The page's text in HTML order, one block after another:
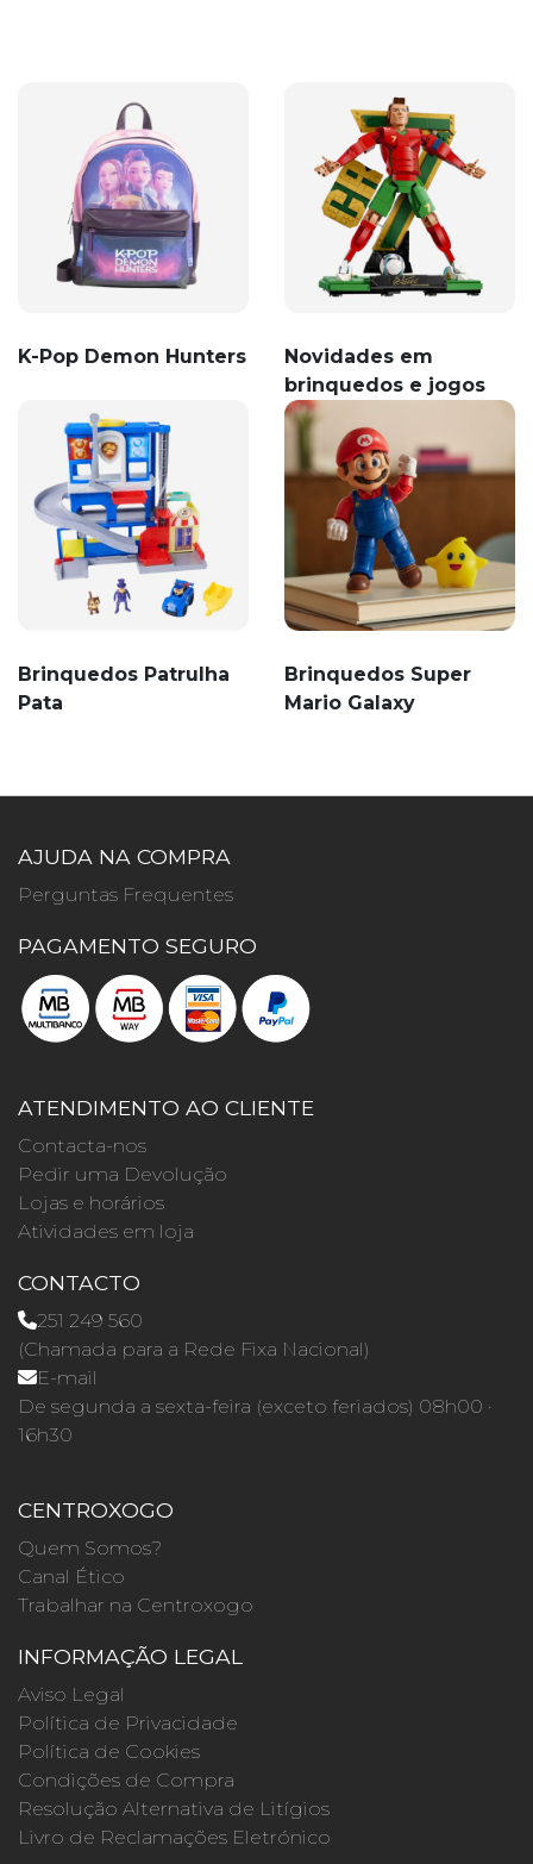
K-Pop Demon Hunters
Novidades em
brinquedos e jogos
Brinquedos Patrulha
Pata
Brinquedos Super
Mario Galaxy
AJUDA NA COMPRA
Perguntas Frequentes
PAGAMENTO SEGURO
ATENDIMENTO AO CLIENTE
Contacta-nos
Pedir uma Devolução
Lojas e horários
Atividades em loja
CONTACTO
251 249 560
(Chamada para a Rede Fixa Nacional)
E-mail
De segunda a sexta-feira (exceto feriados) 08h00 ·
16h30
CENTROXOGO
Quem Somos?
Canal Ético
Trabalhar na Centroxogo
INFORMAÇÃO LEGAL
Aviso Legal
Política de Privacidade
Política de Cookies
Condições de Compra
Resolução Alternativa de Litígios
Livro de Reclamações Eletrónico